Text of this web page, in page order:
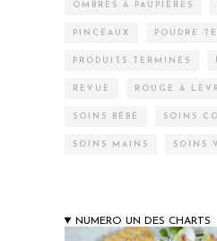
OMBRES À PAUPIÈRES
PINCEAUX POUDRE
PRODUITS TERMINÉS
REVUE ROUGE À
SOINS BÉBÉ SOINS
SOINS MAINS SOINS
NUMERO UN DES CHARTS